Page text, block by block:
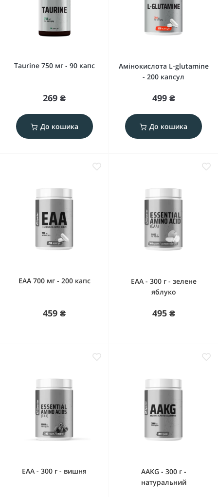
Taurine 750 мг - 90 капс
269 ₴
До кошика
Амінокислота L-glutamine
- 200 капсул
499 ₴
До кошика
EAA 700 мг - 200 капс
459 ₴
EAA - 300 г - зелене
яблуко
495 ₴
EAA - 300 г - вишня
AAKG - 300 г -
натуральний